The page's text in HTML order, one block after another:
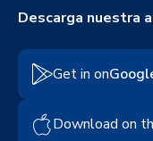
Descarga nuestra
Get in on
Download on